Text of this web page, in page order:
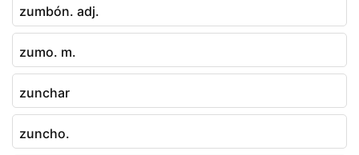
zumbón. adj.
zumo. m.
zunchar
zuncho.